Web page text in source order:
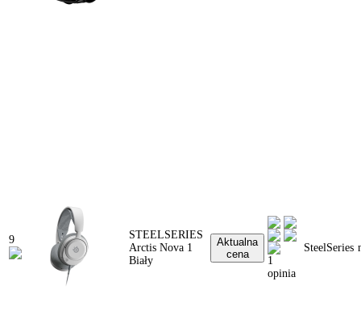
9
STEELSERIES
Arctis Nova 1
Biały
Aktualna
cena
1
opinia
SteelSeries